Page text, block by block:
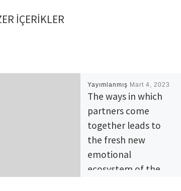
IÇERIKLER
Yayımlanmış Mart 4, 2023
The ways in which
partners come
together leads to
the fresh new
emotional
ecosystem of the